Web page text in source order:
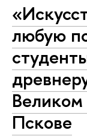
любую
Пскове